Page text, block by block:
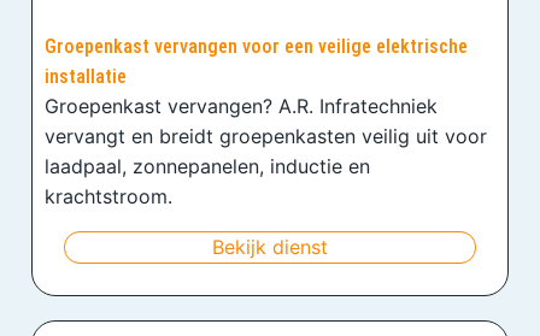
Groepenkast vervangen voor een veilige elektrische
installatie
Groepenkast vervangen? A.R. Infratechniek
vervangt en breidt groepenkasten veilig uit voor
laadpaal, zonnepanelen, inductie en
krachtstroom.
Bekijk dienst